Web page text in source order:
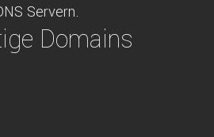
Servern.
Domains
Domains inklusive